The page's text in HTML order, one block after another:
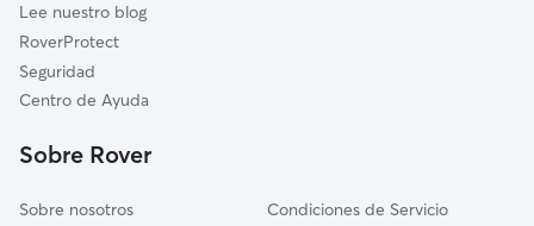
Añana
Labastida/Bastida
Haro
Bozoó
Lee nuestro blog
RoverProtect
Seguridad
Centro de Ayuda
Sobre Rover
Sobre nosotros
Condiciones de Servicio